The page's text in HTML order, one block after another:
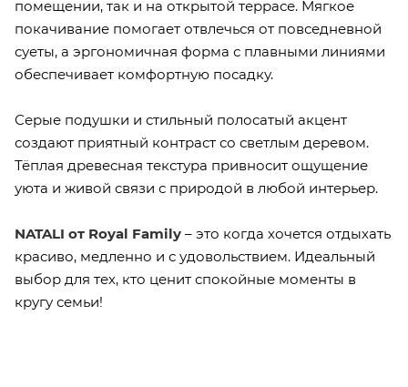
помещении, так и на открытой террасе. Мягкое
покачивание помогает отвлечься от повседневной
суеты, а эргономичная форма с плавными линиями
обеспечивает комфортную посадку.
Серые подушки и стильный полосатый акцент
создают приятный контраст со светлым деревом.
Тёплая древесная текстура привносит ощущение
уюта и живой связи с природой в любой интерьер.
NATALI от Royal Family – это когда хочется отдыхать
красиво, медленно и с удовольствием. Идеальный
выбор для тех, кто ценит спокойные моменты в
кругу семьи!